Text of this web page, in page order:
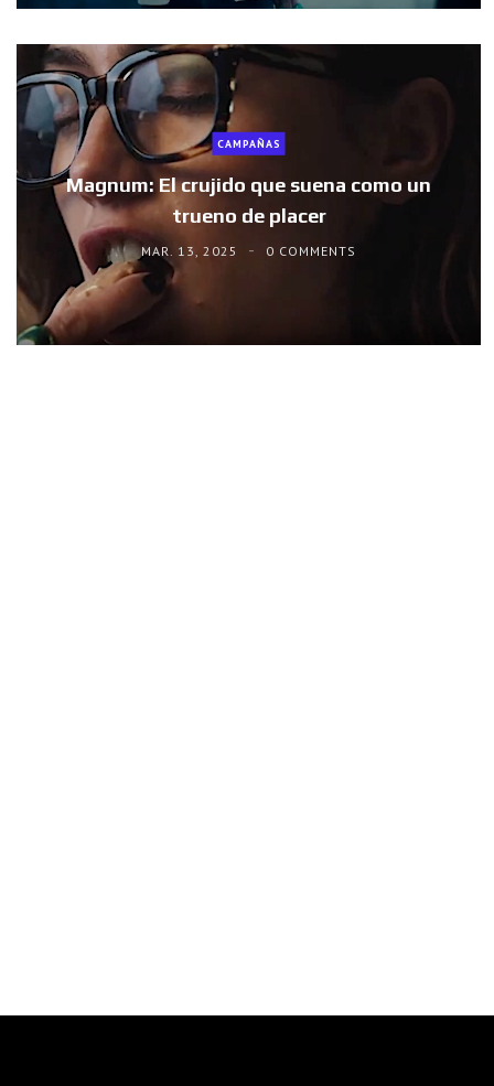
CAMPAÑAS
Magnum: El crujido que suena como un
trueno de placer
MAR. 13, 2025 0 COMMENTS